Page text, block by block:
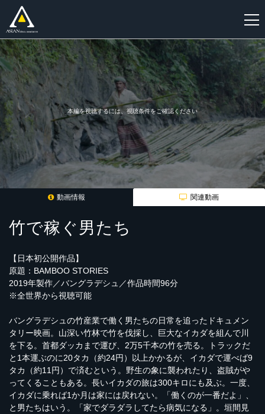
新
規
本編を視聴するには、視聴条件をご確認ください
動画情報 関連動画
竹で稼ぐ男たち
【日本初公開作品】
原題：BAMBOO STORIES
2019年製作／バングラデシュ／作品時間96分
※全世界から視聴可能
バングラデシュの竹産業で働く男たちの日常を追ったドキュメン
タリー映画。山深い竹林で竹を伐採し、巨大なイカダを組んで川
を下る。首都ダッカまで運び、2万5千本の竹を売る。トラックだ
と1本運ぶのに20タカ（約24円）以上かかるが、イカダで運べば9
タカ（約11円）で済むという。野生の象に襲われたり、盗賊がや
ってくることもある。長いイカダの旅は300キロにも及ぶ。一度、
イカダに乗れば1か月は家には戻れない。「働くのが一番だよ」、
と男たちはいう。「家でダラダラしてたら病気になる」。垣間見